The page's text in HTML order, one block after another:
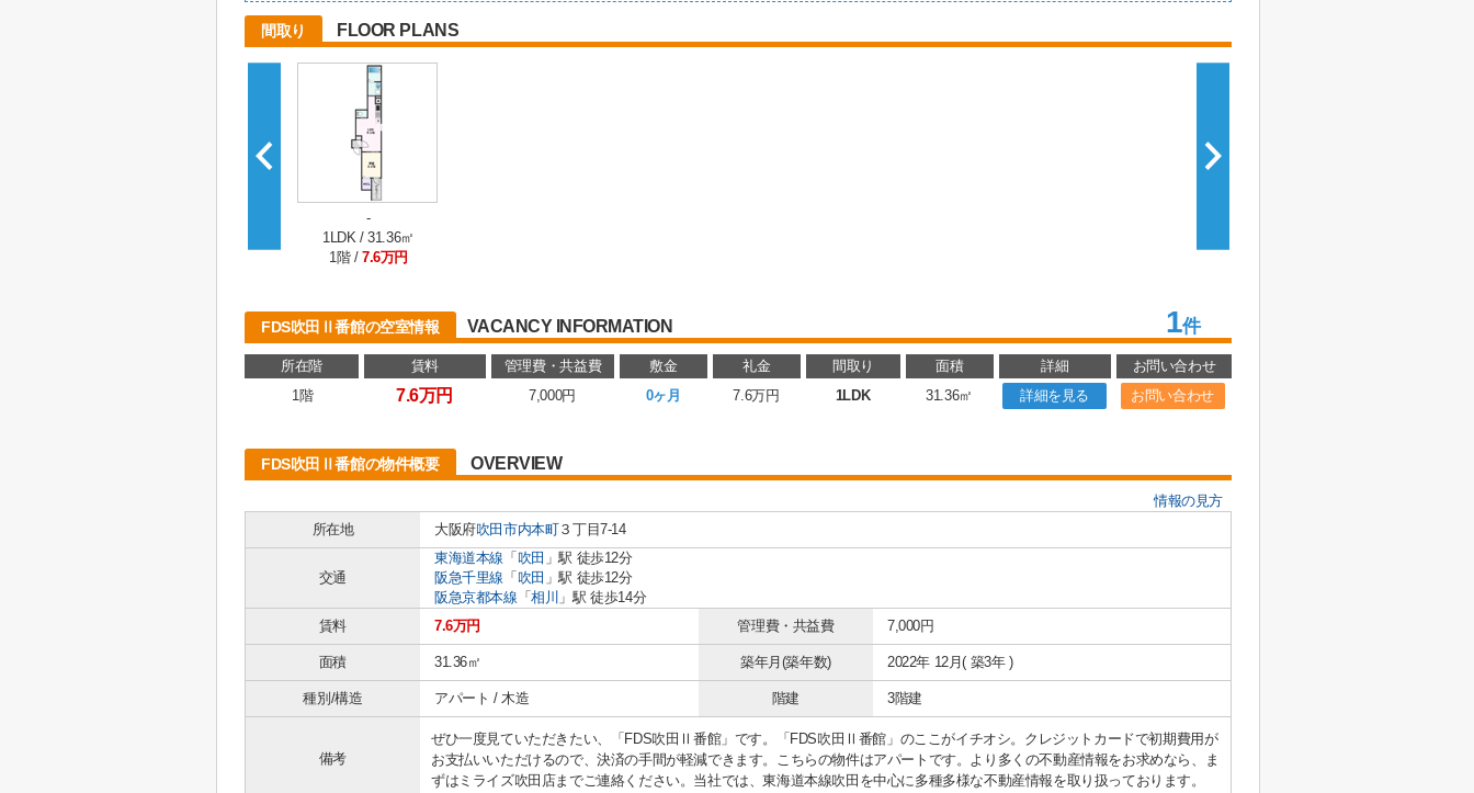
間取り FLOOR PLANS
-
1LDK / 31.36㎡
1階 / 7.6万円
FDS吹田Ⅱ番館の空室情報 VACANCY INFORMATION 1件
所在階 賃料 管理費・共益費 敷金 礼金 間取り 面積 詳細
お問い合わせ
1階
7.6万円 7,000円 0ヶ月 7.6万円 1LDK 31.36㎡ 詳細を見る お問い合わせ
FDS吹田Ⅱ番館の物件概要 OVERVIEW
情報の見方
所在地
大阪府吹田市内本町３丁目7-14
交通
東海道本線 「 吹田 」駅 徒歩12分
阪急千里線 「 吹田 」駅 徒歩12分
阪急京都本線 「相川 」駅 徒歩14分
賃料
7.6万円 管理費・共益費 7,000円
面積 31.36㎡ 築年月(築年数) 2022年 12月( 築3年 )
種別/構造 アパート / 木造 階建 3階建
備考
ぜひ一度見ていただきたい、「FDS吹田Ⅱ番館」です。「FDS吹田Ⅱ番館」のここがイチオシ。クレジットカードで初期費用が
お支払いいただけるので、決済の手間が軽減できます。こちらの物件はアパートです。より多くの不動産情報をお求めなら、ま
ずはミライズ吹田店までご連絡ください。当社では、東海道本線吹田を中心に多種多様な不動産情報を取り扱っております。